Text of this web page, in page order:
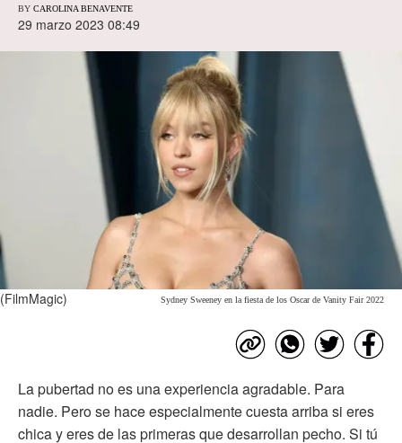
BY CAROLINA BENAVENTE
29 marzo 2023 08:49
Sydney Sweeney en la fiesta de los Oscar de Vanity Fair 2022
(FilmMagic)
La pubertad no es una experiencia agradable. Para
nadie. Pero se hace especialmente cuesta arriba si eres
chica y eres de las primeras que desarrollan pecho. Si tú